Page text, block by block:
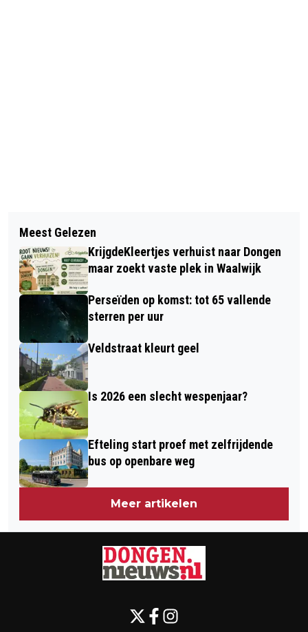
GEMEENTE DONGEN ONTVANGT
CERTIFICAAT
‘DEMENTIEVRIENDELIJKE GEMEENTE’
OPENING TENTOONSTELLING MET
THEMA VERBINDING
Meest Gelezen
KrijgdeKleertjes verhuist naar Dongen
maar zoekt vaste plek in Waalwijk
Perseïden op komst: tot 65 vallende
sterren per uur
Veldstraat kleurt geel
Is 2026 een slecht wespenjaar?
Efteling start proef met zelfrijdende
bus op openbare weg
Meer artikelen